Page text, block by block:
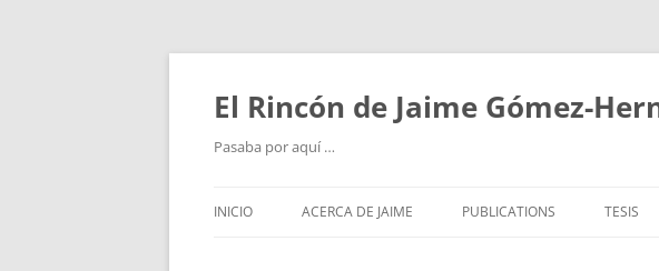
Saltar
contenido
El Rincón de Jaime Gómez-
Pasaba por aquí …
INICIO ACERCA DE JAIME PUBLICATIONS TESIS